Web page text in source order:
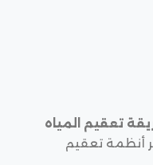
تعقيم المياه
أنظمة تعقيم